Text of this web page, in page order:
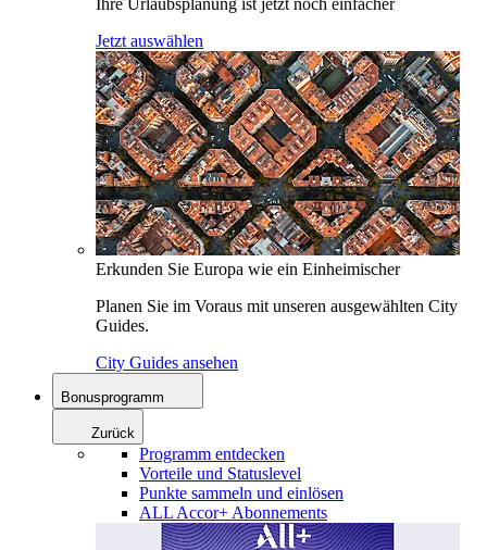
Jetzt auswählen
Erkunden Sie Europa wie ein Einheimischer
Planen Sie im Voraus mit unseren ausgewählten City
Guides.
City Guides ansehen
Bonusprogramm
Zurück
Programm entdecken
Vorteile und Statuslevel
Punkte sammeln und einlösen
ALL Accor+ Abonnements